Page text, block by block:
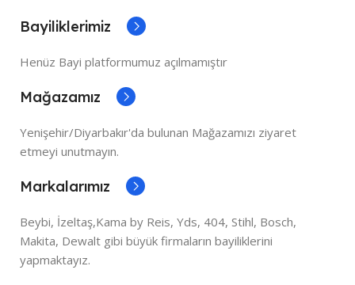
Bayiliklerimiz
Henüz Bayi platformumuz açılmamıştır
Mağazamız
Yenişehir/Diyarbakır'da bulunan Mağazamızı ziyaret
etmeyi unutmayın.
Markalarımız
Beybi, İzeltaş,Kama by Reis, Yds, 404, Stihl, Bosch,
Makita, Dewalt gibi büyük firmaların bayiliklerini
yapmaktayız.